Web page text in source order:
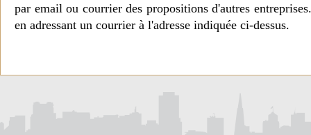
par email ou courrier des propositions d'autres
en adressant un courrier à l'adresse indiquée ci-dessus.